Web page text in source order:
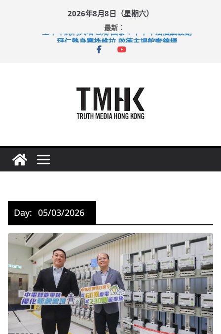
2026年8月8日（星期六）
最新：
上半年純利大增七成 國泰：下半年油價續波動
拜仁熱身賽挫維拉 啟德主場館奪錦標
性罪行修例獲九成支持 鄧炳強：爭取今屆任期內完成立法
Day: 05/03/2026